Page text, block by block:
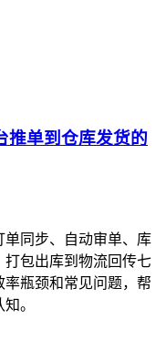
推单到仓库发货的
同步、自动审单、库
包出库到物流回传七
瓶颈和常见问题，帮
。